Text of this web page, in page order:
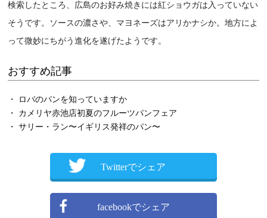
検索したところ、広島のお好み焼きには紅ショウガは入っていない
そうです。ソースの濃さや、マヨネーズはアリかナシか。地方によ
って微妙にちがう進化を遂げたようです。
おすすめ記事
・ ロバのパンを知っていますか
・ カメリヤ赤池店初夏のフルーツパンフェア
・ サリー・ラン〜イギリス発祥のパン〜
Twitterでシェア
facebookでシェア